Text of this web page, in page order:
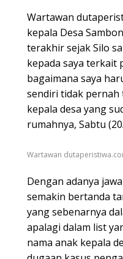
Wartawan
kepala Desa
terakhir sejak Silo
kepada saya terkait
bagaimana saya
sendiri tidak pernah
kepala desa yang
rumahnya, Sabtu
Wartawan
Dengan adanya
semakin bertanda
yang sebenarnya
apalagi dalam list
nama anak kepala